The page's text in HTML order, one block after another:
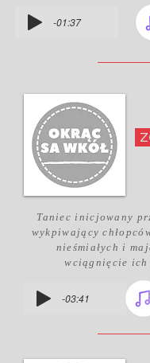
Taniec inicjowany
wykpiwający
nieśmiałych i
wciągnięcie ich
-01:37
-03:41